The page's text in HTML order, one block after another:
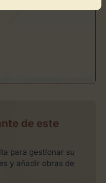
de este
para gestionar su
y añadir obras de